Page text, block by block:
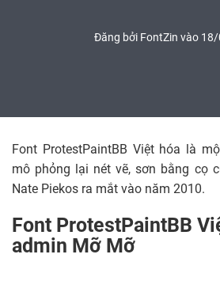
Đăng bởi FontZin vào
Font ProtestPaintBB Việt hóa là
mô phỏng lại nét vẽ, sơn bằng cọ
Nate Piekos ra mắt vào năm 2010.
Font ProtestPaintBB
admin Mỡ Mỡ